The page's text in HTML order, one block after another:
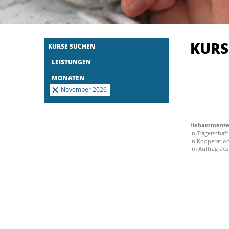
KURSE SUCHEN
LEISTUNGEN
MONATEN
November 2026
in
in
im Auftrag